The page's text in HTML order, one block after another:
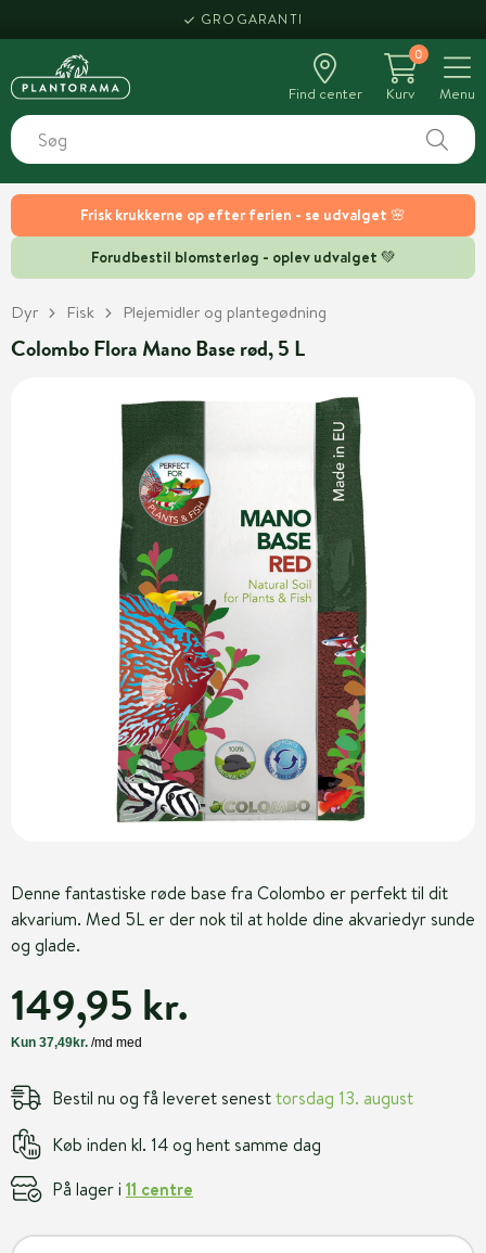
Frisk krukkerne op efter ferien - se udvalget 🌸
Forudbestil blomsterløg - oplev udvalget 💚
GROGARANTI
Find center
0
Kurv
Menu
Dyr Fisk Plejemidler og plantegødning
Colombo Flora Mano Base rød, 5 L
Denne fantastiske røde base fra Colombo er perfekt til dit
akvarium. Med 5L er der nok til at holde dine akvariedyr sunde
og glade.
149,95 kr.
Bestil nu og få leveret senesttorsdag 13. august
Køb inden kl. 14 og hent samme dag
På lager i 11 centre